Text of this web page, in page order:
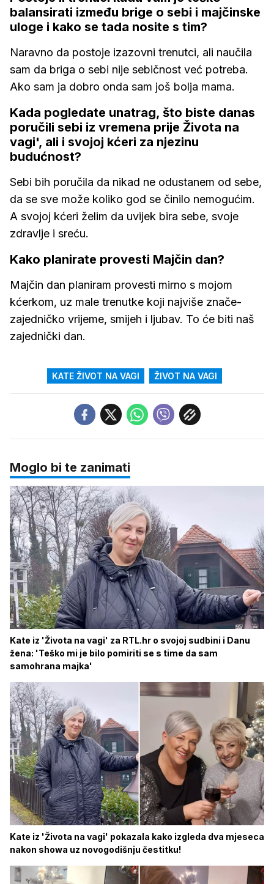
balansirati između brige o sebi i majčinske
uloge i kako se tada nosite s tim?
Naravno da postoje izazovni trenutci, ali naučila
sam da briga o sebi nije sebičnost već potreba.
Ako sam ja dobro onda sam još bolja mama.
Kada pogledate unatrag, što biste danas
poručili sebi iz vremena prije Života na
vagi', ali i svojoj kćeri za njezinu
budućnost?
Sebi bih poručila da nikad ne odustanem od sebe,
da se sve može koliko god se činilo nemogućim.
A svojoj kćeri želim da uvijek bira sebe, svoje
zdravlje i sreću.
Kako planirate provesti Majčin dan?
Majčin dan planiram provesti mirno s mojom
kćerkom, uz male trenutke koji najviše znače-
zajedničko vrijeme, smijeh i ljubav. To će biti naš
zajednički dan.
KATE ŽIVOT NA VAGI ŽIVOT NA VAGI
Moglo bi te zanimati
Kate iz 'Života na vagi' za RTL.hr o svojoj sudbini i Danu
žena: 'Teško mi je bilo pomiriti se s time da sam
samohrana majka'
Kate iz 'Života na vagi' pokazala kako izgleda dva mjeseca
nakon showa uz novogodišnju čestitku!